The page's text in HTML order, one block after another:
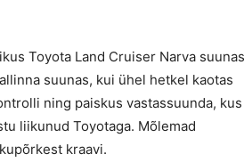
Toyota Land Cruiser Narva suunas
suunas, kui ühel hetkel kaotas
ning paiskus vastassuunda, kus
liikunud Toyotaga. Mõlemad
kraavi.